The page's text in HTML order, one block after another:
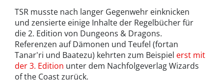
TSR musste nach langer Gegenwehr einknicken
und zensierte einige Inhalte der Regelbücher für
die 2. Edition von Dungeons & Dragons.
Referenzen auf Dämonen und Teufel (fortan
Tanar'ri und Baatezu) kehrten zum Beispiel erst mit
der 3. Edition unter dem Nachfolgeverlag Wizards
of the Coast zurück.